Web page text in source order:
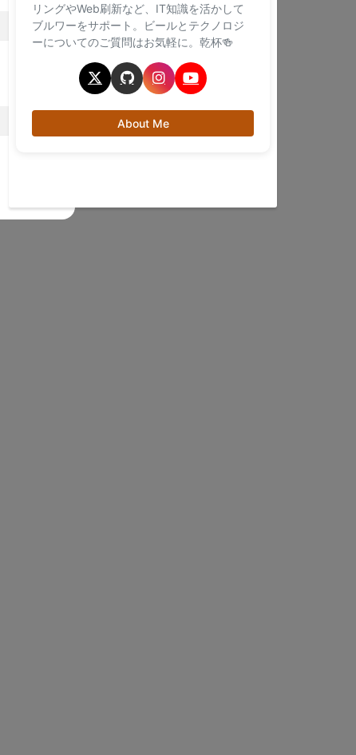
リングやWeb刷新など、IT知識を活かして
ブルワーをサポート。ビールとテクノロジ
ーについてのご質問はお気軽に。乾杯🍻
About Me